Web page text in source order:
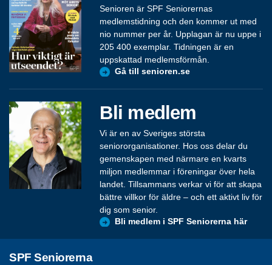
Senioren är SPF Seniorernas
medlemstidning och den kommer ut med
nio nummer per år. Upplagan är nu uppe i
205 400 exemplar. Tidningen är en
uppskattad medlemsförmån.
Gå till senioren.se
Bli medlem
Vi är en av Sveriges största
seniororganisationer. Hos oss delar du
gemenskapen med närmare en kvarts
miljon medlemmar i föreningar över hela
landet. Tillsammans verkar vi för att skapa
bättre villkor för äldre – och ett aktivt liv för
dig som senior.
Bli medlem i SPF Seniorerna här
SPF Seniorerna